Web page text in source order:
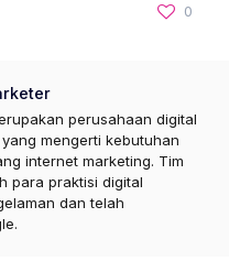
0
perusahaan digital
mengerti kebutuhan
internet marketing. Tim
para praktisi digital
dan telah